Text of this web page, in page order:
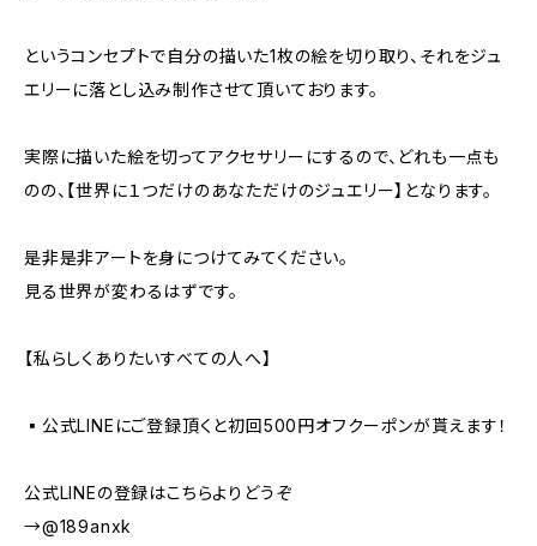
というコンセプトで自分の描いた1枚の絵を切り取り、それをジュ
エリーに落とし込み制作させて頂いております。
実際に描いた絵を切ってアクセサリーにするので、どれも一点も
のの、【世界に１つだけのあなただけのジュエリー】となります。
是非是非アートを身につけてみてください。
見る世界が変わるはずです。
【私らしくありたいすべての人へ】
▪️公式LINEにご登録頂くと初回500円オフクーポンが貰えます！
公式LINEの登録はこちらよりどうぞ
→@189anxk